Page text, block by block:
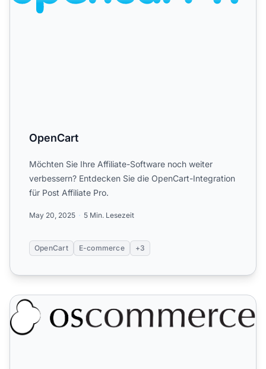
OpenCart
Möchten Sie Ihre Affiliate-Software noch weiter
verbessern? Entdecken Sie die OpenCart-Integration
für Post Affiliate Pro.
May 20, 2025 5 Min. Lesezeit
OpenCart E-commerce +3
osCommerce